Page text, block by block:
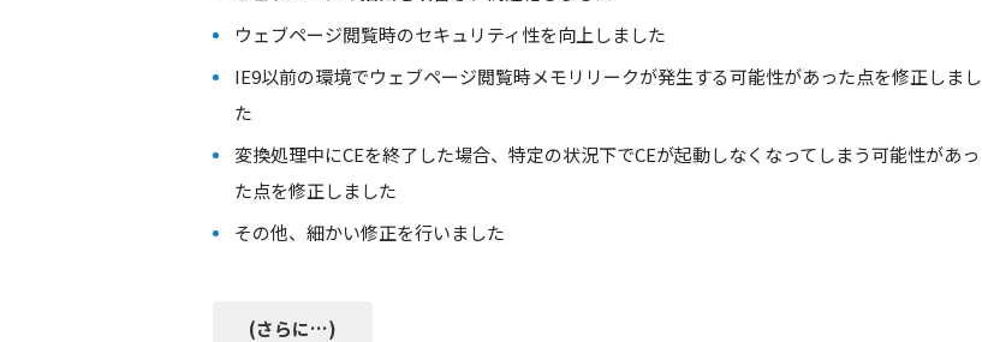
ウェブページ閲覧時のセキュリティ性を向上しました
IE9以前の環境でウェブページ閲覧時メモリリークが発生する可能性があった点を修正しまし
た
変換処理中にCEを終了した場合、特定の状況下でCEが起動しなくなってしまう可能性があっ
た点を修正しました
その他、細かい修正を行いました
(さらに…)